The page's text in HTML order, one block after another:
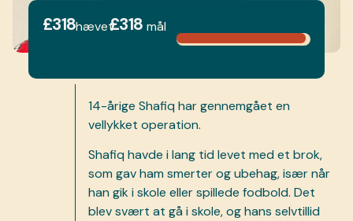
£318hævet£318 mål
14-årige Shafiq har gennemgået en
vellykket operation.
Shafiq havde i lang tid levet med et brok,
som gav ham smerter og ubehag, især når
han gik i skole eller spillede fodbold. Det
blev svært at gå i skole, og hans selvtillid